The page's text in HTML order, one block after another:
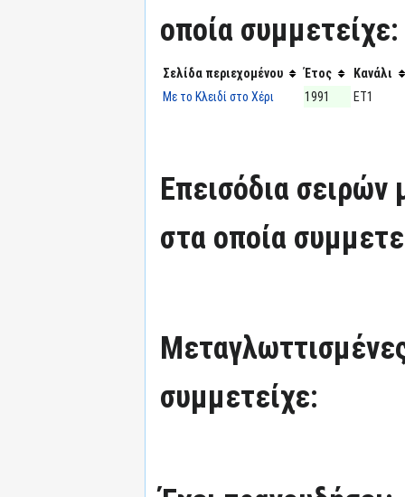
οποία συμμετείχε:
Σελίδα περιεχομένου Έτος
Κανάλι
Με το Κλειδί στο Χέρι
1991 ΕΤ1
Επεισόδια
στα οποία
συμμετείχε: